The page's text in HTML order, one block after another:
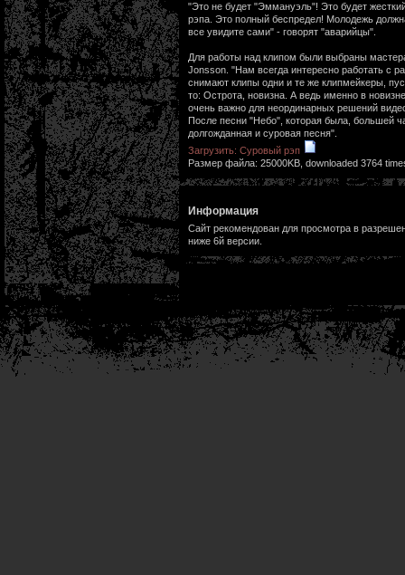
"Это не будет "Эммануэль"! Это будет
рэпа. Это полный беспредел! Молодежь
все увидите сами" - говорят "аварийцы".
Для работы над клипом были выбраны
Jonsson. "Нам всегда интересно работать с
снимают клипы одни и те же клипмейкеры,
то: Острота, новизна. А ведь именно в
очень важно для неординарных решений
После песни "Небо", которая была, большей
долгожданная и суровая песня".
Загрузить: Суровый рэп
Размер файла: 25000KB, downloaded 3764
Информация
Сайт рекомендован для просмотра в
ниже 6й версии.